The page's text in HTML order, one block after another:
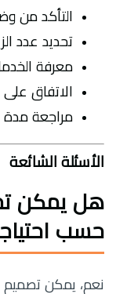
التأكد من
تحديد عدد
معرفة
الاتفاق على
مراجعة مدة
الأسئلة الشائعة
هل يمكن
حسب
نعم، يمكن تصميم